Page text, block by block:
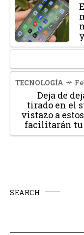
TECNOLOGÍA
Deja de
tirado en el
vistazo a
facilitarán
SEARCH